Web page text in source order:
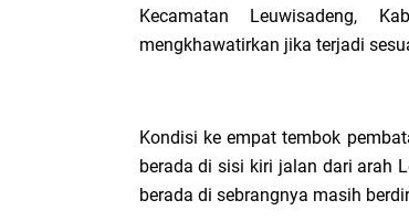
Kecamatan Leuwisadeng,
mengkhawatirkan jika terjadi
Kondisi ke empat tembok
berada di sisi kiri jalan dari arah
berada di sebrangnya masih